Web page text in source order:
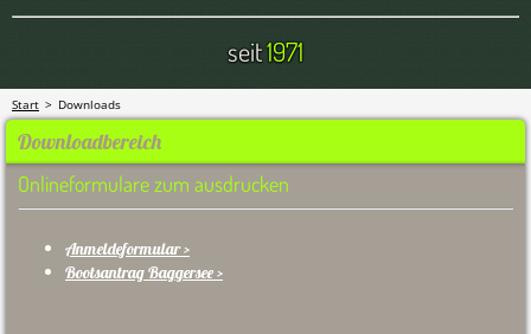
seit1971
Start > Downloads
Downloadbereich
Onlineformulare zum ausdrucken
Anmeldeformular>
Bootsantrag Baggersee >